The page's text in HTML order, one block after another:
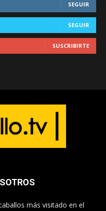
SEGUIR
SEGUIR
SUSCRIBIRTE
más visitado en el